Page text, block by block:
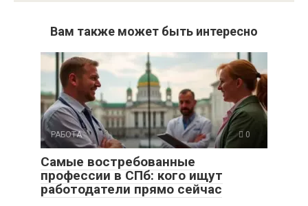
Вам также может быть интересно
РАБОТА 0
Самые востребованные
профессии в СПб: кого ищут
работодатели прямо сейчас